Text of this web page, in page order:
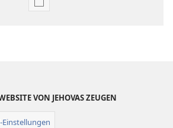
Downloadoptionen
VON JEHOVAS ZEUGEN